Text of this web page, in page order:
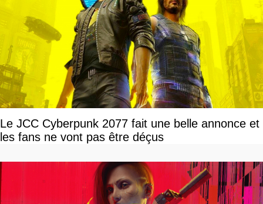
Le JCC Cyberpunk 2077 fait une belle annonce et
les fans ne vont pas être déçus